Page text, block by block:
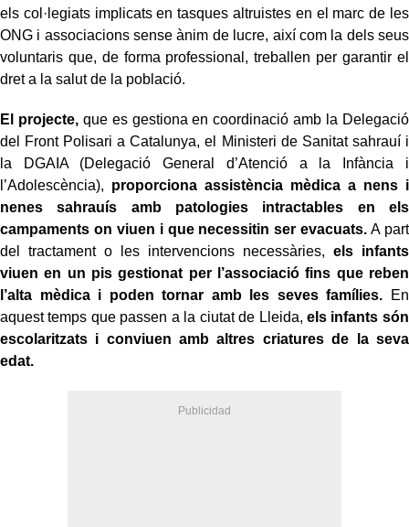
els col·legiats implicats en tasques altruistes en el marc de les
ONG i associacions sense ànim de lucre, així com la dels seus
voluntaris que, de forma professional, treballen per garantir el
dret a la salut de la població.
El projecte,que es gestiona en coordinació amb la Delegació
del Front Polisari a Catalunya, el Ministeri de Sanitat sahrauí i
la DGAIA (Delegació General d’Atenció a la Infància i
l’Adolescència), proporciona assistència mèdica a nens i
nenes sahrauís amb patologies intractables en els
campaments on viuen i que necessitin ser evacuats. A part
del tractament o les intervencions necessàries, els infants
viuen en un pis gestionat per l’associació fins que reben
l’alta mèdica i poden tornar amb les seves famílies. En
aquest temps que passen a la ciutat de Lleida,els infants són
escolaritzats i conviuen amb altres criatures de la seva
edat.